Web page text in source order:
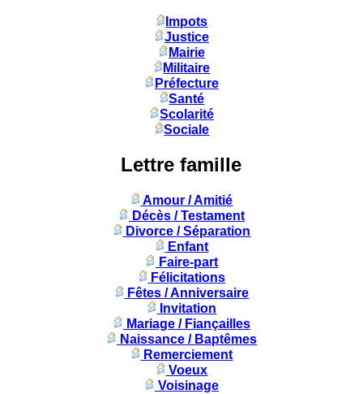
Impots
Justice
Mairie
Militaire
Préfecture
Santé
Scolarité
Sociale
Lettre famille
Amour / Amitié
Décès / Testament
Divorce / Séparation
Enfant
Faire-part
Félicitations
Fêtes / Anniversaire
Invitation
Mariage / Fiançailles
Naissance / Baptêmes
Remerciement
Voeux
Voisinage